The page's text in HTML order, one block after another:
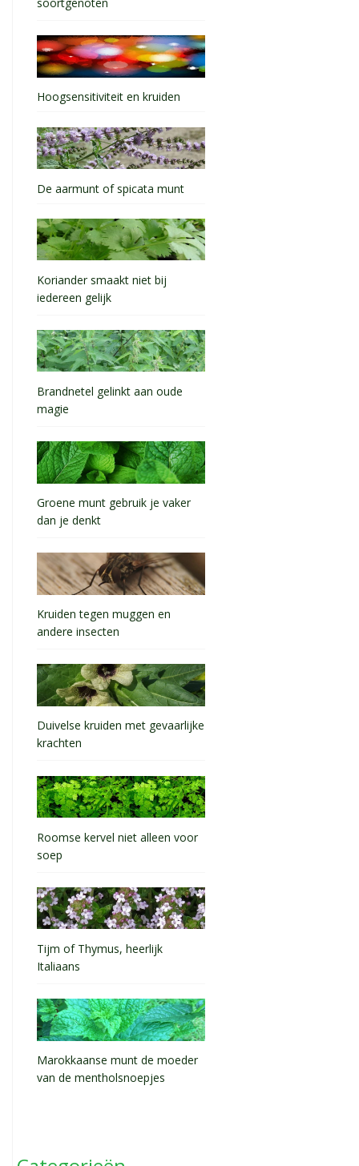
soortgenoten
Hoogsensitiviteit en kruiden
De aarmunt of spicata munt
Koriander smaakt niet bij
iedereen gelijk
Brandnetel gelinkt aan oude
magie
Groene munt gebruik je vaker
dan je denkt
Kruiden tegen muggen en
andere insecten
Duivelse kruiden met gevaarlijke
krachten
Roomse kervel niet alleen voor
soep
Tijm of Thymus, heerlijk
Italiaans
Marokkaanse munt de moeder
van de mentholsnoepjes